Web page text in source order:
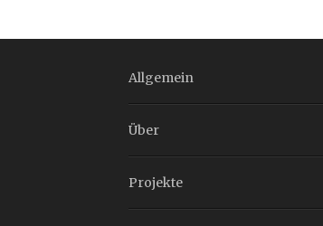
Allgemein
Über
Projekte